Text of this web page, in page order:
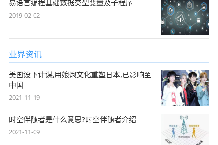
易语言编程基础数据类型变量及子程序
2019-02-02
业界资讯
美国设下计谋,用娘炮文化重塑日本,已影响至
中国
2021-11-19
时空伴随者是什么意思?时空伴随者介绍
2021-11-09